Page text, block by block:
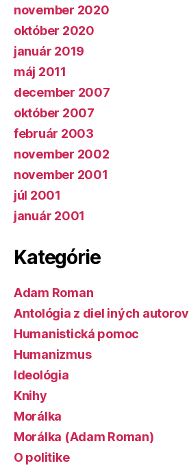
november 2020
október 2020
január 2019
máj 2011
december 2007
október 2007
február 2003
november 2002
november 2001
júl 2001
január 2001
Kategórie
Adam Roman
Antológia z diel iných autorov
Humanistická pomoc
Humanizmus
Ideológia
Knihy
Morálka
Morálka (Adam Roman)
O politike